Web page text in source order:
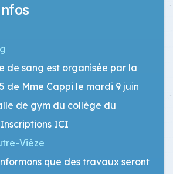
de sang est organisée par la
de Mme Cappi le mardi 9 juin
de gym du collège du
ICI
Vièze
que des travaux seront